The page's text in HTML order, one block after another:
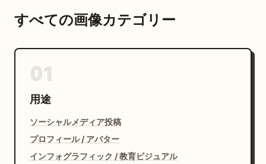
すべての画像カテゴリー
用途
ソーシャルメディア投稿
プロフィール / アバター
インフォグラフィック / 教育ビジュアル